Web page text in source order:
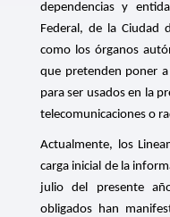
dependencias y
Federal, de la Ciudad
como los órganos
que pretenden poner
para ser usados en la
telecomunicaciones o
Actualmente, los
carga inicial de la
julio del presente
obligados han